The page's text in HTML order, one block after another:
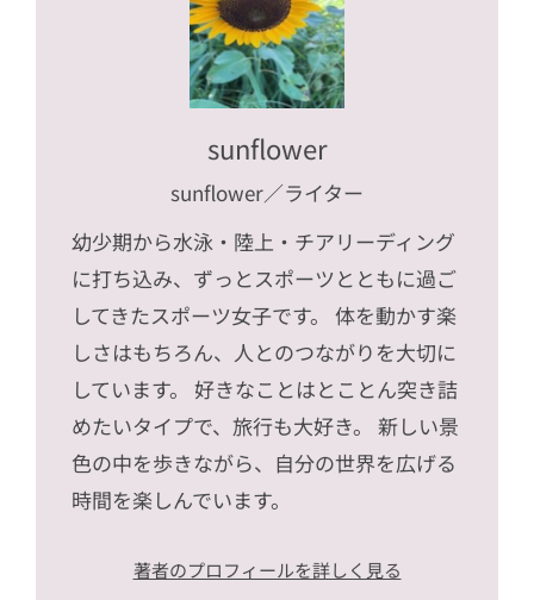
sunflower
sunflower／ライター
幼少期から水泳・陸上・チアリーディング
に打ち込み、ずっとスポーツとともに過ご
してきたスポーツ女子です。 体を動かす楽
しさはもちろん、人とのつながりを大切に
しています。 好きなことはとことん突き詰
めたいタイプで、旅行も大好き。 新しい景
色の中を歩きながら、自分の世界を広げる
時間を楽しんでいます。
著者のプロフィールを詳しく見る